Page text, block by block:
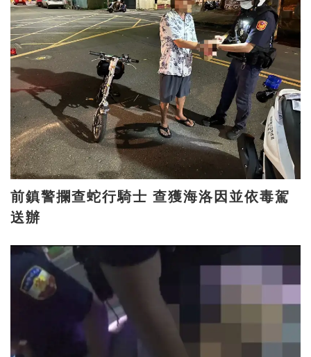
前鎮警攔查蛇行騎士 查獲海洛因並依毒駕
送辦